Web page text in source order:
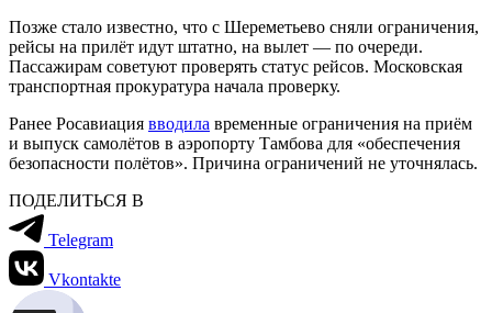
Позже стало известно, что с Шереметьево сняли ограничения,
рейсы на прилёт идут штатно, на вылет — по очереди.
Пассажирам советуют проверять статус рейсов. Московская
транспортная прокуратура начала проверку.
Ранее Росавиация вводила временные ограничения на приём
и выпуск самолётов в аэропорту Тамбова для «обеспечения
безопасности полётов». Причина ограничений не уточнялась.
ПОДЕЛИТЬСЯ В
Telegram
Vkontakte